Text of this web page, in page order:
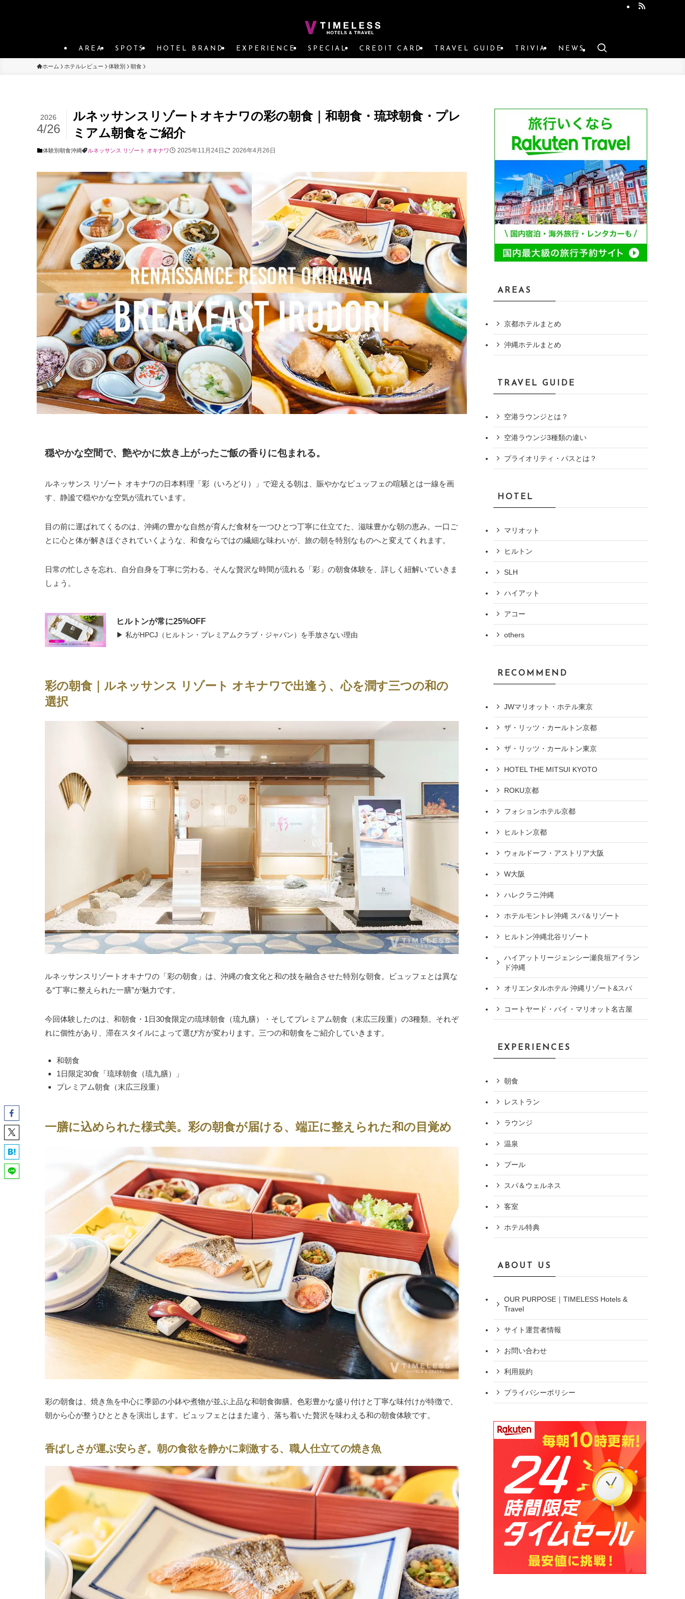
AREA SPOTS HOTEL BRAND EXPERIENCE SPECIAL CREDIT CARD TRAVEL GUIDE TRIVIA NEWS
ホーム ホテルレビュー 体験別 朝食
ルネッサンスリゾートオキナワの彩の朝食｜和朝食・琉球朝食・プレ
ミアム朝食をご紹介
2026
4/26
体験別朝食沖縄 ルネッサンス リゾート オキナワ 2025年11月24日 2026年4月26日
穏やかな空間で、艶やかに炊き上がったご飯の香りに包まれる。
ルネッサンス リゾート オキナワの日本料理「彩（いろどり）」で迎える朝は、賑やかなビュッフェの喧騒とは一線を画
す、静謐で穏やかな空気が流れています。
目の前に運ばれてくるのは、沖縄の豊かな自然が育んだ食材を一つひとつ丁寧に仕立てた、滋味豊かな朝の恵み。一口ご
とに心と体が解きほぐされていくような、和食ならではの繊細な味わいが、旅の朝を特別なものへと変えてくれます。
日常の忙しさを忘れ、自分自身を丁寧に労わる。そんな贅沢な時間が流れる「彩」の朝食体験を、詳しく紐解いていきま
しょう。
ヒルトンが常に25%OFF
▶ 私がHPCJ（ヒルトン・プレミアムクラブ・ジャパン）を手放さない理由
彩の朝食｜ルネッサンス リゾート オキナワで出逢う、心を潤す三つの和の
選択
ルネッサンスリゾートオキナワの「彩の朝食」は、沖縄の食文化と和の技を融合させた特別な朝食。ビュッフェとは異な
る“丁寧に整えられた一膳”が魅力です。
今回体験したのは、和朝食・1日30食限定の琉球朝食（琉九膳）・そしてプレミアム朝食（末広三段重）の3種類。それぞ
れに個性があり、滞在スタイルによって選び方が変わります。三つの和朝食をご紹介していきます。
和朝食
1日限定30食「琉球朝食（琉九膳）」
プレミアム朝食（末広三段重）
一膳に込められた様式美。彩の朝食が届ける、端正に整えられた和の目覚め
彩の朝食は、焼き魚を中心に季節の小鉢や煮物が並ぶ上品な和朝食御膳。色彩豊かな盛り付けと丁寧な味付けが特徴で、
朝から心が整うひとときを演出します。ビュッフェとはまた違う、落ち着いた贅沢を味わえる和の朝食体験です。
香ばしさが運ぶ安らぎ。朝の食欲を静かに刺激する、職人仕立ての焼き魚
AREAS
京都ホテルまとめ
沖縄ホテルまとめ
TRAVEL GUIDE
空港ラウンジとは？
空港ラウンジ3種類の違い
プライオリティ・パスとは？
HOTEL
マリオット
ヒルトン
SLH
ハイアット
アコー
others
RECOMMEND
JWマリオット・ホテル東京
ザ・リッツ・カールトン京都
ザ・リッツ・カールトン東京
HOTEL THE MITSUI KYOTO
ROKU京都
フォションホテル京都
ヒルトン京都
ウォルドーフ・アストリア大阪
W大阪
ハレクラニ沖縄
ホテルモントレ沖縄 スパ＆リゾート
ヒルトン沖縄北谷リゾート
ハイアットリージェンシー瀬良垣アイラン
ド沖縄
オリエンタルホテル 沖縄リゾート&スパ
コートヤード・バイ・マリオット名古屋
EXPERIENCES
朝食
レストラン
ラウンジ
温泉
プール
スパ＆ウェルネス
客室
ホテル特典
ABOUT US
OUR PURPOSE｜TIMELESS Hotels &
Travel
サイト運営者情報
お問い合わせ
利用規約
プライバシーポリシー